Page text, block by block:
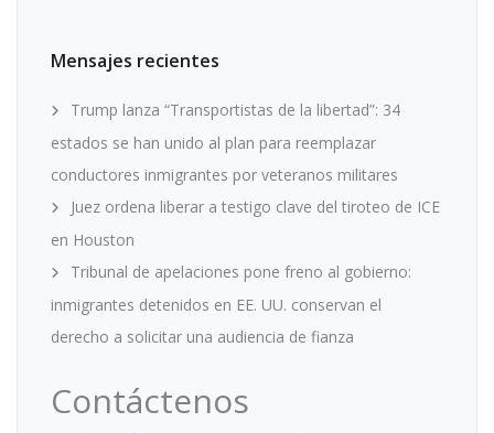
Mensajes recientes
Trump lanza “Transportistas de la libertad”: 34
estados se han unido al plan para reemplazar
conductores inmigrantes por veteranos militares
Juez ordena liberar a testigo clave del tiroteo de ICE
en Houston
Tribunal de apelaciones pone freno al gobierno:
inmigrantes detenidos en EE. UU. conservan el
derecho a solicitar una audiencia de fianza
Contáctenos